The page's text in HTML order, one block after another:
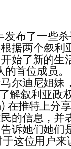
布了一些
据两个叙利
始了新的
的首位成员
尔迪尼姐
解叙利亚政
在推特上分
的信息，并
诉她们她们
这位用户来